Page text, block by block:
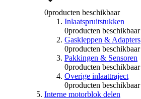
0producten beschikbaar
Inlaatspruitstukken
0producten beschikbaar
Gaskleppen & Adapters
0producten beschikbaar
Pakkingen & Sensoren
0producten beschikbaar
Overige inlaattraject
0producten beschikbaar
Interne motorblok delen